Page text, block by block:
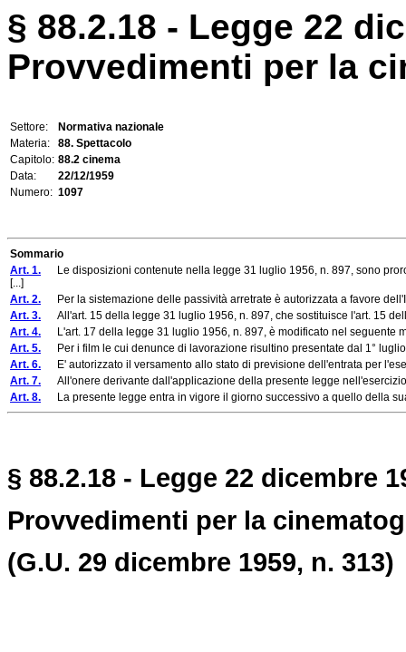
§ 88.2.18 - Legge 22
Provvedimenti per la
Settore:
Normativa nazionale
Materia:
88. Spettacolo
Capitolo: 88.2 cinema
Data:
22/12/1959
Numero: 1097
Sommario
Art. 1. Le disposizioni contenute nella legge 31 luglio 1956, n. 897, sono
[...]
Art. 2. Per la sistemazione delle passività arretrate è autorizzata a favore
Art. 3. All'art. 15 della legge 31 luglio 1956, n. 897, che sostituisce l'art. 15
Art. 4. L'art. 17 della legge 31 luglio 1956, n. 897, è modificato nel seguente
Art. 5. Per i film le cui denunce di lavorazione risultino presentate dal 1°
Art. 6. E' autorizzato il versamento allo stato di previsione dell'entrata per
Art. 7. All'onere derivante dall'applicazione della presente legge
Art. 8. La presente legge entra in vigore il giorno successivo a quello della
§ 88.2.18 - Legge 22 dicembre
Provvedimenti per la
(G.U. 29 dicembre 1959, n. 313)